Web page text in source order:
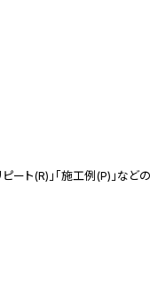
ト(R)」「施工例(P)」など